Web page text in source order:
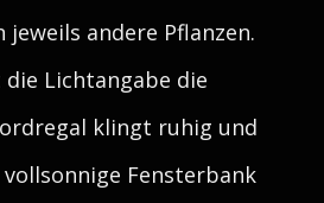
jeweils andere Pflanzen.
Lichtangabe die
klingt ruhig und
vollsonnige Fensterbank